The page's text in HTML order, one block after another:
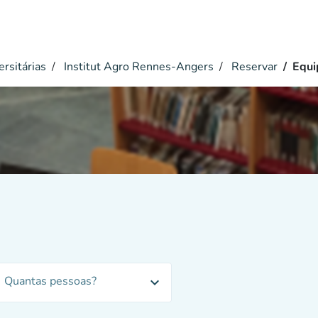
Institut Agro Rennes-Angers Reservar
Quantas pessoas? expand_more